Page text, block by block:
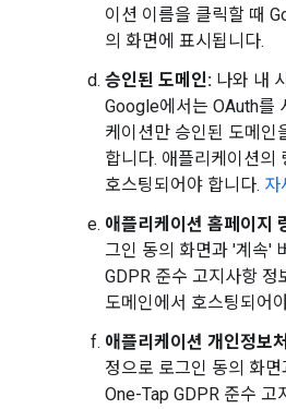
이션 이름을 클릭할 때
의 화면에 표시됩니다.
승인된 도메인: 나와 내
Google에서는 OAuth를
케이션만 승인된 도메인
합니다. 애플리케이션의
호스팅되어야 합니다. 자
애플리케이션 홈페이지
그인 동의 화면과 '계속'
GDPR 준수 고지사항 정
도메인에서 호스팅되어
애플리케이션 개인정보
정으로 로그인 동의 화
One-Tap GDPR 준수 고